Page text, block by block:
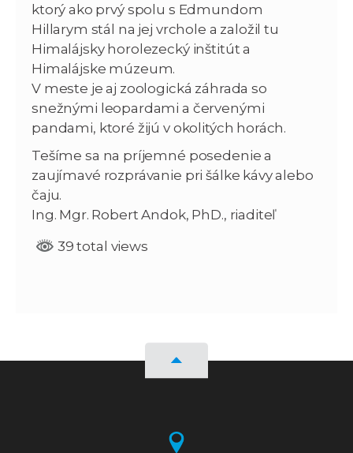
ktorý ako prvý spolu s Edmundom
Hillarym stál na jej vrchole a založil tu
Himalájsky horolezecký inštitút a
Himalájske múzeum.
V meste je aj zoologická záhrada so
snežnými leopardami a červenými
pandami, ktoré žijú v okolitých horách.
Tešíme sa na príjemné posedenie a
zaujímavé rozprávanie pri šálke kávy alebo
čaju.
Ing. Mgr. Robert Andok, PhD., riaditeľ
39 total views